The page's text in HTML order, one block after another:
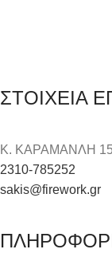
ΣΤΟΙΧΕΙΑ
Κ. ΚΑΡΑΜΑΝΛΗ
2310-785252
sakis@firework.gr